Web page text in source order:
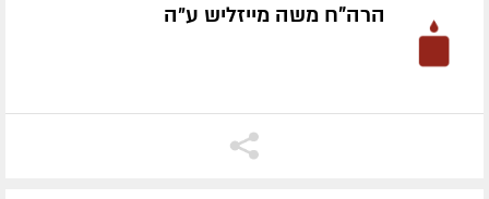
הרה"ח משה מייזליש ע״ה